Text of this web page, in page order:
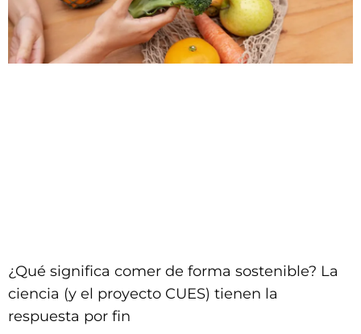
¿Qué significa comer de forma sostenible? La
ciencia (y el proyecto CUES) tienen la
respuesta por fin